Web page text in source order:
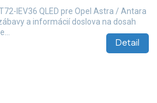
Detail
IEV36 QLED pre Opel Astra / Antara
a informácií doslova na dosah